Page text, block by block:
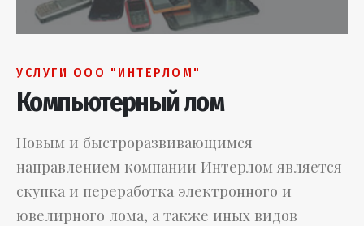
УСЛУГИ ООО "ИНТЕРЛОМ"
Компьютерный лом
Новым и быстроразвивающимся
направлением компании Интерлом является
скупка и переработка электронного и
ювелирного лома, а также иных видов